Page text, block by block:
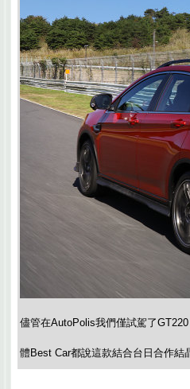
儘管在AutoPolis我們僅試駕了
體Best Car都說這款結合台日合作結